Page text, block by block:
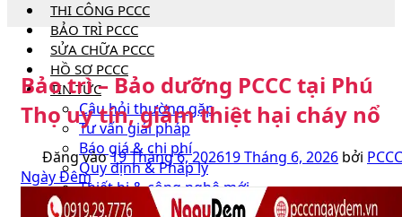
THI CÔNG PCCC
BẢO TRÌ PCCC
SỬA CHỮA PCCC
HỒ SƠ PCCC
TIN TỨC
Câu hỏi thường gặp
Tư vấn giải pháp
Báo giá & chi phí
Quy định & Pháp lý
Thiết bị & công nghệ mới
DỰ ÁN
Bảo trì – Bảo dưỡng PCCC tại Phú
Thọ uy tín, giảm thiệt hại cháy nổ
Đăng vào19 Tháng 6, 202619 Tháng 6, 2026 bởi PCCC
Ngày Đêm